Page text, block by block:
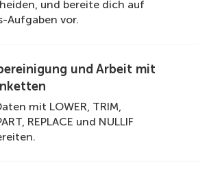
und bereite dich auf
Aufgaben vor.
und Arbeit mit
mit LOWER, TRIM,
REPLACE und NULLIF